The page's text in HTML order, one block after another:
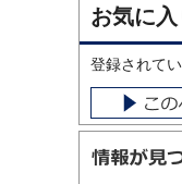
お気に入
登録されて